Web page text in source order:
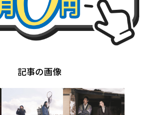
記事の画像